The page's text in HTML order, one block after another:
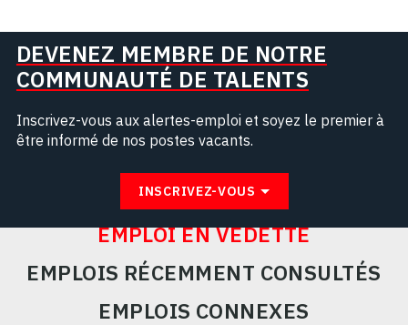
DEVENEZ MEMBRE DE NOTRE
COMMUNAUTÉ DE TALENTS
Inscrivez-vous aux alertes-emploi et soyez le premier à
être informé de nos postes vacants.
INSCRIVEZ-VOUS
EMPLOI EN VEDETTE
EMPLOIS RÉCEMMENT CONSULTÉS
EMPLOIS CONNEXES